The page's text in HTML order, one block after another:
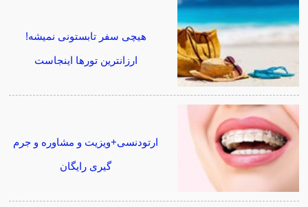
هیچی سفر تابستونی نمیشه!
ارزانترین تورها اینجاست
ارتودنسی+ویزیت و مشاوره و جرم
گیری رایگان